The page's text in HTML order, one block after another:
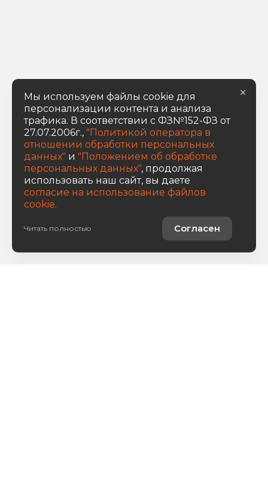
Мы используем файлы cookie для
персонализации контента и анализа
трафика. В соответствии с ФЗ№152-ФЗ от
27.07.2006г., "Политикой оператора в
отношении обработки персональных
данных" и "Положением об обработке
персональных данных", продолжая
использовать наш сайт, вы даете
согласие на использование файлов
cookie.
Читать полностью Согласен
×